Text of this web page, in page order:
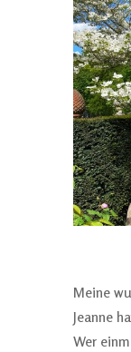
Meine
Jeanne
Wer